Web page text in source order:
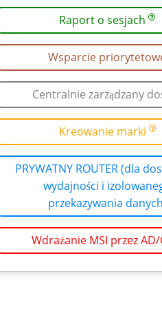
Raport o sesjach
Wsparcie
Centralnie zarządzany
Kreowanie marki
PRYWATNY ROUTER (dla
wydajności i
przekazywania
Wdrażanie MSI przez AD/